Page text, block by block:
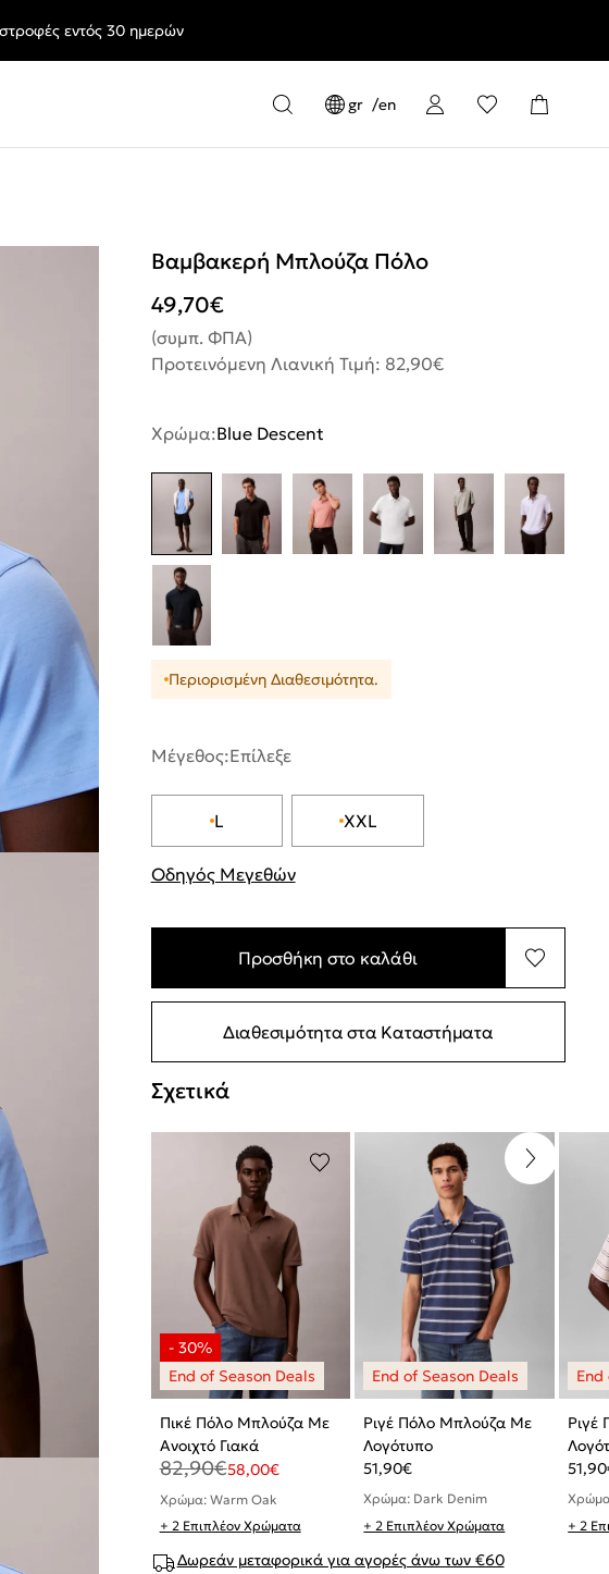
που θες.εντός 30 ημερών
gr en
Βαμβακερή Μπλούζα Πόλο
49,70€
(συμπ. ΦΠΑ)
Προτεινόμενη Λιανική Τιμή: 82,90€
Χρώμα:Blue Descent
Περιορισμένη Διαθεσιμότητα.
Μέγεθος:Επίλεξε
L XXL
Οδηγός Μεγεθών
Προσθήκη στο καλάθι
Διαθεσιμότητα στα Καταστήματα
Σχετικά
Πικέ Πόλο Μπλούζα Με
Ανοιχτό Γιακά
82,90€58,00€
Χρώμα: Warm Oak
+ 2 Επιπλέον Χρώματα
Ριγέ Πόλο Μπλούζα Με
Λογότυπο
51,90€
Χρώμα: Dark Denim
+ 2 Επιπλέον Χρώματα
Ριγέ
51,90
+ 2
Δωρεάν μεταφορικά για αγορές άνω των €60